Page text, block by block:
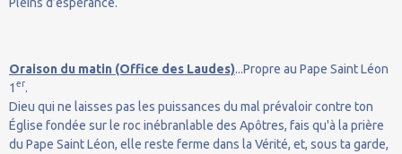
Oraison du matin (Office des Laudes)...Propre au Pape Saint Léon
1 er.
Dieu qui ne laisses pas les puissances du mal prévaloir contre ton
Église fondée sur le roc inébranlable des Apôtres, fais qu'à la prière
du Pape Saint Léon, elle reste ferme dans la Vérité, et, sous ta garde,